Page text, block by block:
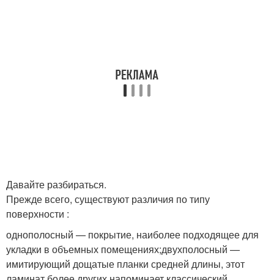
Давайте разбираться.
Прежде всего, существуют различия по типу
поверхности :
однополосный — покрытие, наиболее подходящее для
укладки в объемных помещениях;двухполосный —
имитирующий дощатые планки средней длины, этот